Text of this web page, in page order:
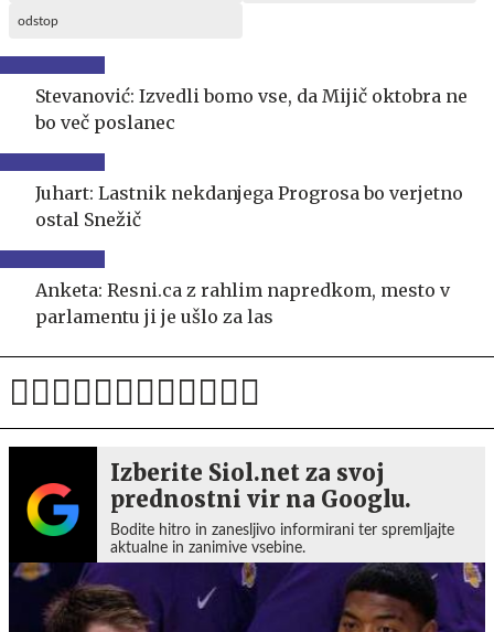
odstop
Stevanović: Izvedli bomo vse, da Mijič oktobra ne
bo več poslanec
Juhart: Lastnik nekdanjega Progrosa bo verjetno
ostal Snežič
Anketa: Resni.ca z rahlim napredkom, mesto v
parlamentu ji je ušlo za las
Izberite Siol.net za svoj
prednostni vir na Googlu.
Bodite hitro in zanesljivo informirani ter spremljajte
aktualne in zanimive vsebine.